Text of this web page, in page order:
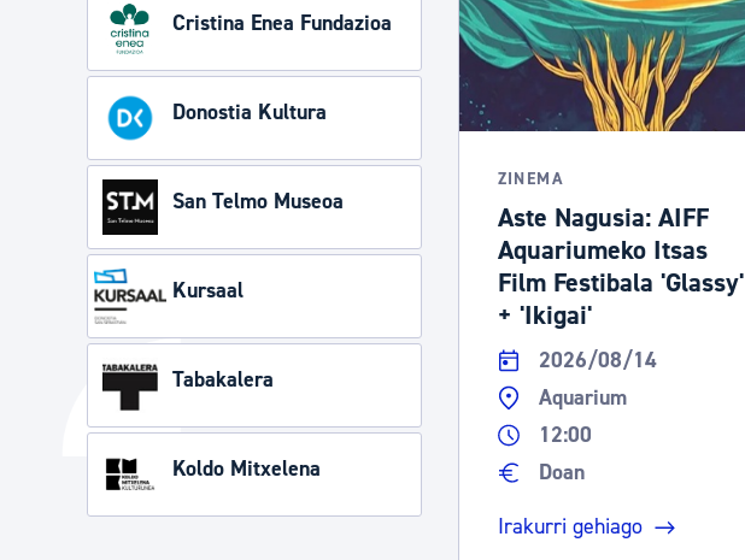
Cristina Enea Fundazioa
Donostia Kultura
San Telmo Museoa
Kursaal
Tabakalera
Koldo Mitxelena
ZINEMA
Aste Nagusia: AIFF
Aquariumeko Itsas
Film Festibala 'Glassy'
+ 'Ikigai'
2026/08/14
Aquarium
12:00
Doan
Irakurri gehiago